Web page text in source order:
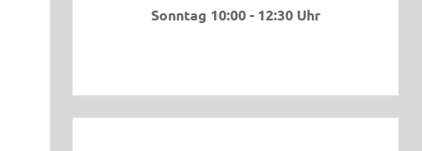
Sonntag 10:00 - 12:30 Uhr